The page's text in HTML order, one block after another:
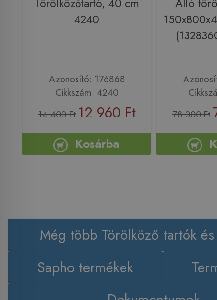
Törölközőtartó, 40 cm
4240
Azonosító: 176868
Cikkszám: 4240
14 400 Ft 12 960 Ft
Kosárba
Álló
78 000 Ft
Még több Törölköző tartók
Sapho termékek